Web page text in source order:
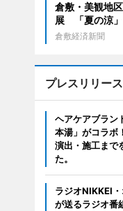
倉敷・美観地
展 「夏の涼
倉敷経済新聞
プレスリリース
ヘアケアブラン
本湯」がコラボ
演出・施工まで
た。
ラジオNIKKEI
が送るラジオ番